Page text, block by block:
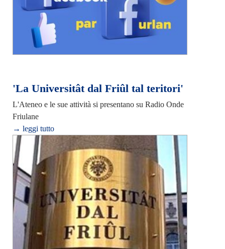
'La Universitât dal Friûl tal teritori'
L'Ateneo e le sue attività si presentano su Radio Onde
Friulane
→ leggi tutto